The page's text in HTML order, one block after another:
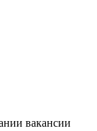
вакансии